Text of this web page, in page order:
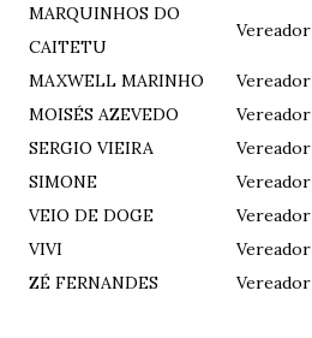
MARQUINHOS DO
CAITETU
Vereador
MAXWELL MARINHO Vereador
MOISÉS AZEVEDO
Vereador
SERGIO VIEIRA
Vereador
SIMONE
Vereador
VEIO DE DOGE
Vereador
VIVI
Vereador
ZÉ FERNANDES
Vereador